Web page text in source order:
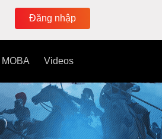
Đăng nhập
MOBA Videos